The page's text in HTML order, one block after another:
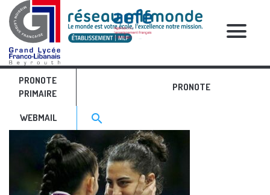
PRONOTE
PRIMAIRE
PRONOTE
WEBMAIL Search for:>
search
RELATIVE POSTS
A. Paoli 2